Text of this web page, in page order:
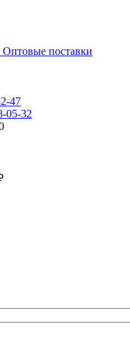
Оптовые поставки
47
05-32